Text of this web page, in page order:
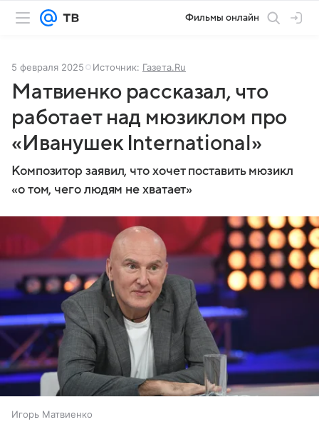
Фильмы онлайн
5 февраля 2025 Источник: Газета.Ru
Матвиенко рассказал, что
работает над мюзиклом про
«Иванушек International»
Композитор заявил, что хочет поставить мюзикл
«о том, чего людям не хватает»
Игорь Матвиенко